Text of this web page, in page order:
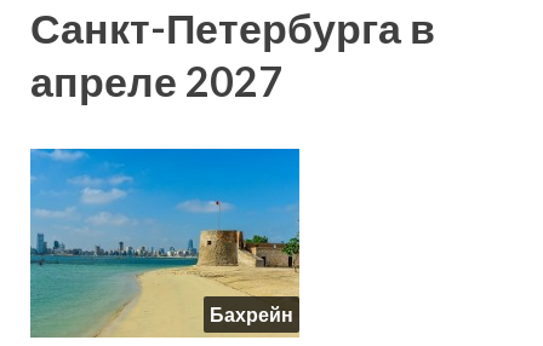
Санкт-Петербурга в
апреле 2027
Бахрейн